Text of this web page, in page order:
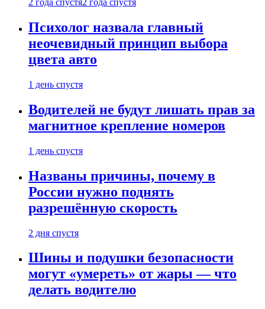
2 года спустя2 года спустя
Психолог назвала главный
неочевидный принцип выбора
цвета авто
1 день спустя
Водителей не будут лишать прав за
магнитное крепление номеров
1 день спустя
Названы причины, почему в
России нужно поднять
разрешённую скорость
2 дня спустя
Шины и подушки безопасности
могут «умереть» от жары — что
делать водителю